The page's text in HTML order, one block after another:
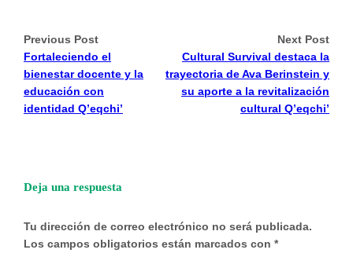
Previous Post
Fortaleciendo el
bienestar docente y la
educación con
identidad Q’eqchi’
Next Post
Cultural Survival destaca la
trayectoria de Ava Berinstein y
su aporte a la revitalización
cultural Q’eqchi’
Deja una respuesta
Tu dirección de correo electrónico no será publicada.
Los campos obligatorios están marcados con *